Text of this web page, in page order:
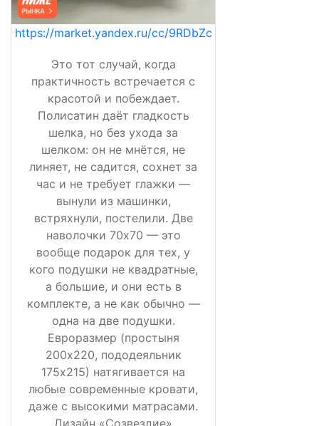
https://market.yandex.ru/cc/9RDbZc
Это тот случай, когда
практичность встречается с
красотой и побеждает.
Полисатин даёт гладкость
шелка, но без ухода за
шелком: он не мнётся, не
линяет, не садится, сохнет за
час и не требует глажки —
вынули из машинки,
встряхнули, постелили. Две
наволочки 70х70 — это
вообще подарок для тех, у
кого подушки не квадратные,
а большие, и они есть в
комплекте, а не как обычно —
одна на две подушки.
Евроразмер (простыня
200х220, пододеяльник
175х215) натягивается на
любые современные кровати,
даже с высокими матрасами.
Дизайн «Созвездие»